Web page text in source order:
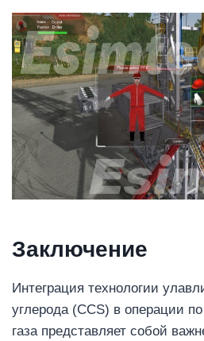
Заключение
Интеграция технологии
углерода (CCS) в операции
газа представляет собой